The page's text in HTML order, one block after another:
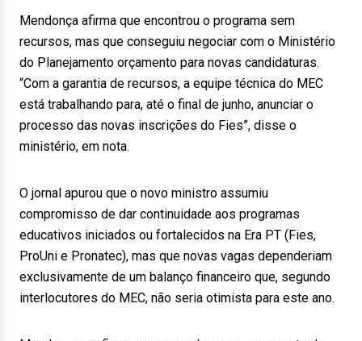
Mendonça afirma que encontrou o programa sem
recursos, mas que conseguiu negociar com o Ministério
do Planejamento orçamento para novas candidaturas.
“Com a garantia de recursos, a equipe técnica do MEC
está trabalhando para, até o final de junho, anunciar o
processo das novas inscrições do Fies”, disse o
ministério, em nota.
O jornal apurou que o novo ministro assumiu
compromisso de dar continuidade aos programas
educativos iniciados ou fortalecidos na Era PT (Fies,
ProUni e Pronatec), mas que novas vagas dependeriam
exclusivamente de um balanço financeiro que, segundo
interlocutores do MEC, não seria otimista para este ano.